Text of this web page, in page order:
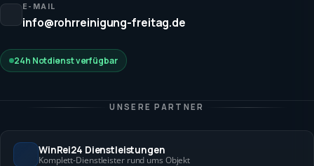
E-MAIL
info@rohrreinigung-freitag.de
24h Notdienst verfügbar
UNSERE PARTNER
WinRei24 Dienstleistungen
Komplett-Dienstleister rund ums Objekt